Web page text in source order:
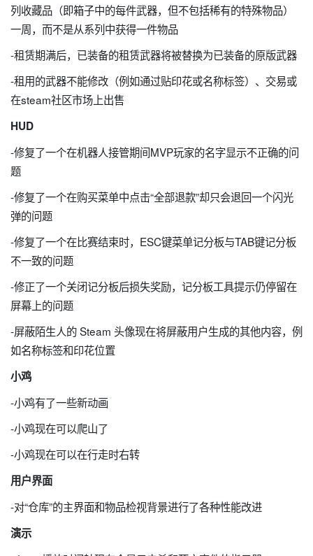
列收藏品（即箱子中的每件武器，但不包括稀有的特殊物品）
一周，而不是从系列中获得一件物品
-租赁期满后，已装备的租赁武器将被替换为已装备的原版武器
-租用的武器不能修改（例如通过贴印花或名称标签）、交易或
在steam社区市场上出售
HUD
-修复了一个在机器人接管期间MVP玩家的名字显示不正确的问
题
-修复了一个在购买菜单中点击“全部退款”却只会退回一个闪光
弹的问题
-修复了一个在比赛结束时，ESC键菜单记分板与TAB键记分板
不一致的问题
-修正了一个关闭记分板后损失奖励，记分板工具提示仍停留在
屏幕上的问题
-屏蔽陌生人的 Steam 头像现在将屏蔽用户生成的其他内容，例
如名称标签和印花位置
小鸡
-小鸡有了一些新动画
-小鸡现在可以爬山了
-小鸡现在可以在行走时右转
用户界面
-对“仓库”的主界面和物品检视背景进行了各种性能改进
演示